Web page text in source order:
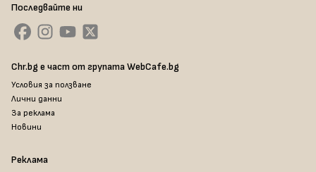
Последвайте ни
Chr.bg е част от групата WebCafe.bg
Условия за ползване
Лични данни
За реклама
Новини
Реклама